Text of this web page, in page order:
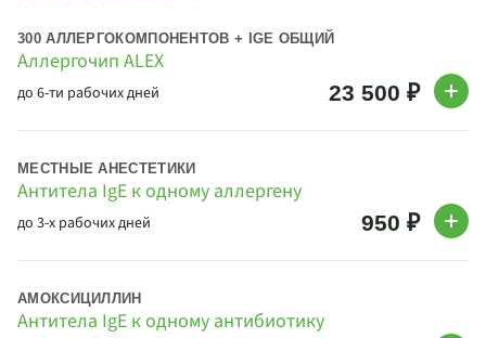
Аллергочип ALEX
300 АЛЛЕРГОКОМПОНЕНТОВ + IGE ОБЩИЙ
до 6-ти рабочих дней 23 500 ₽
Антитела IgE к одному аллергену
МЕСТНЫЕ АНЕСТЕТИКИ
до 3-х рабочих дней 950 ₽
Антитела IgE к одному антибиотику
АМОКСИЦИЛЛИН